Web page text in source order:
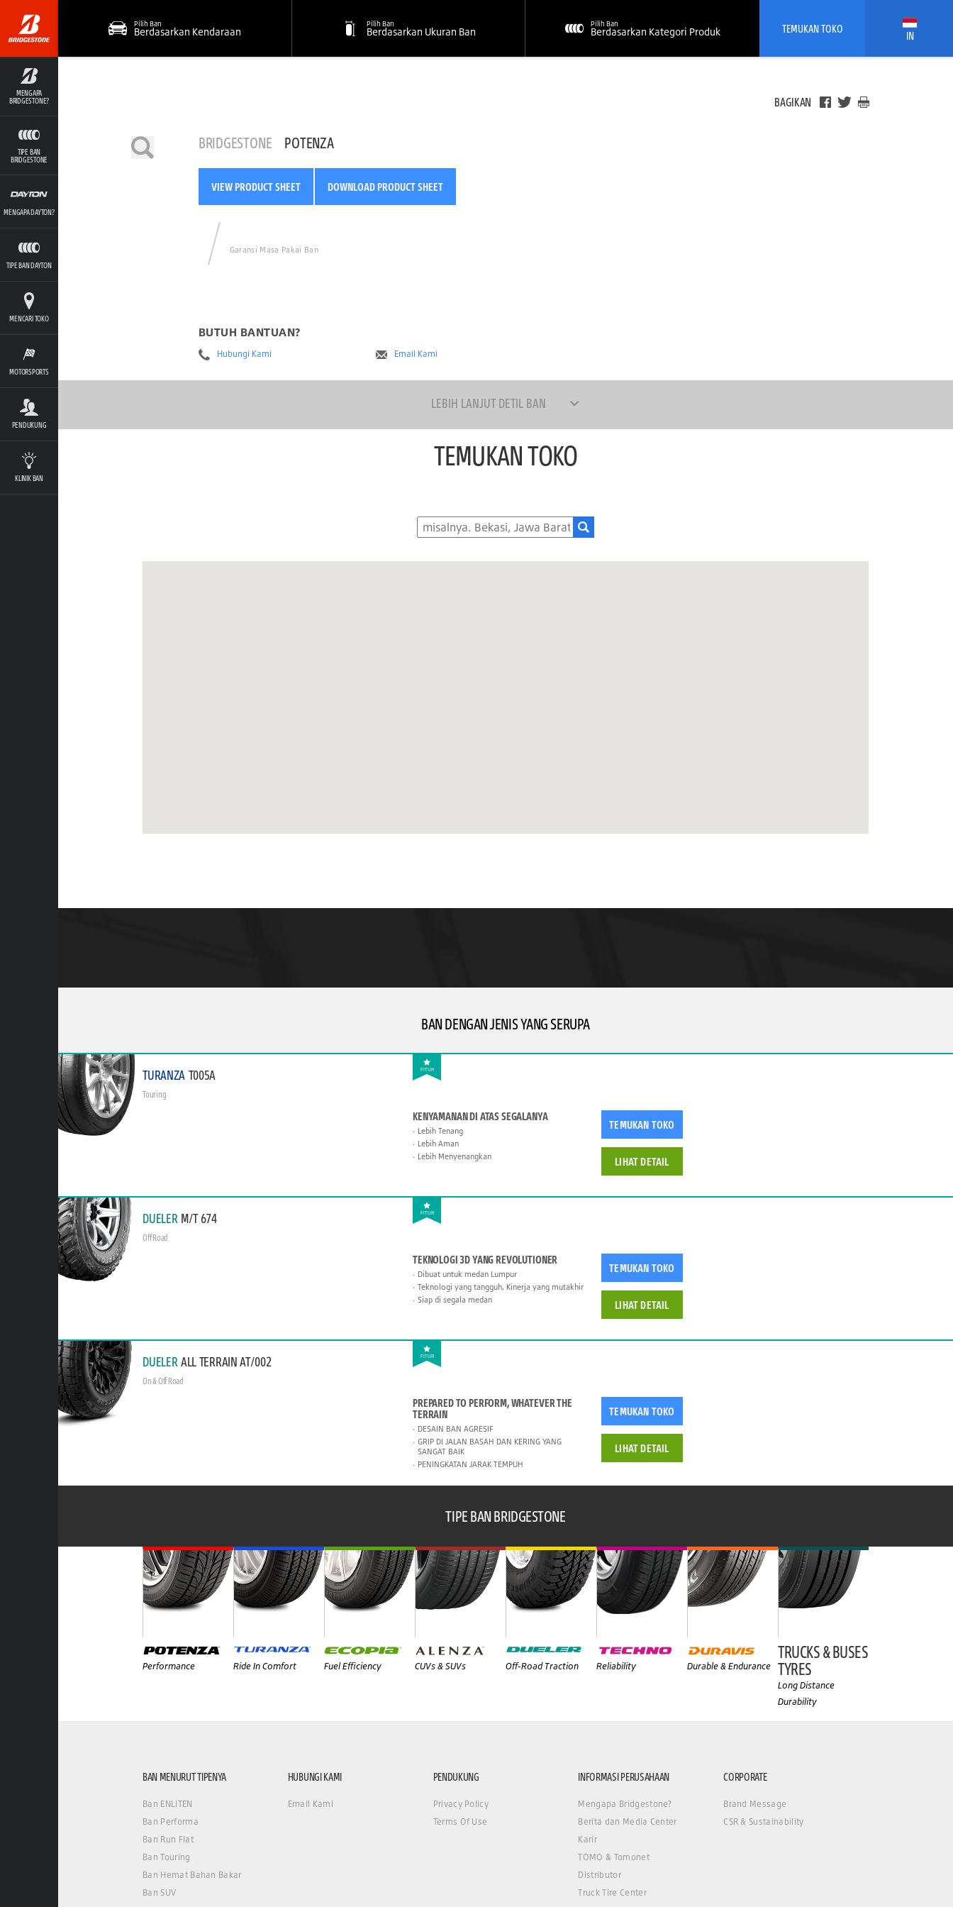
MENGAPA
BRIDGESTONE?
TIPE BAN
BRIDGESTONE
MENGAPA DAYTON?
TIPE BAN DAYTON
MENCARI TOKO
MOTORSPORTS
PENDUKUNG
KLINIK BAN
Pilih Ban
Berdasarkan Kendaraan
Pilih Ban
Berdasarkan Ukuran Ban
Pilih Ban
Berdasarkan Kategori Produk TEMUKAN TOKO IN
BAGIKAN
BRIDGESTONE POTENZA
VIEW PRODUCT SHEET DOWNLOAD PRODUCT SHEET
Garansi Masa Pakai Ban
BUTUH BANTUAN?
Hubungi Kami Email Kami
LEBIH LANJUT DETIL BAN
TEMUKAN TOKO
BAN DENGAN JENIS YANG SERUPA
FITUR
TURANZA T005A
Touring
KENYAMANAN DI ATAS SEGALANYA
Lebih Tenang
Lebih Aman
Lebih Menyenangkan
TEMUKAN TOKO
LIHAT DETAIL
FITUR
DUELER M/T 674
Off Road
TEKNOLOGI 3D YANG REVOLUTIONER
Dibuat untuk medan Lumpur
Teknologi yang tangguh, Kinerja yang mutakhir
Siap di segala medan
TEMUKAN TOKO
LIHAT DETAIL
FITUR
DUELER ALL TERRAIN AT/002
On & Off Road
PREPARED TO PERFORM, WHATEVER THE
TERRAIN
DESAIN BAN AGRESIF
GRIP DI JALAN BASAH DAN KERING YANG
SANGAT BAIK
PENINGKATAN JARAK TEMPUH
TEMUKAN TOKO
LIHAT DETAIL
TIPE BAN BRIDGESTONE
Performance Ride In Comfort Fuel Efficiency CUVs & SUVs Off-Road Traction Reliability Durable & Endurance
TRUCKS & BUSES
TYRES
Long Distance
Durability
BAN MENURUT TIPENYA
Ban ENLITEN
Ban Performa
Ban Run Flat
Ban Touring
Ban Hemat Bahan Bakar
Ban SUV
HUBUNGI KAMI
Email Kami
PENDUKUNG
Privacy Policy
Terms Of Use
INFORMASI PERUSAHAAN
Mengapa Bridgestone?
Berita dan Media Center
Karir
TOMO & Tomonet
Distributor
Truck Tire Center
CORPORATE
Brand Message
CSR & Sustainability